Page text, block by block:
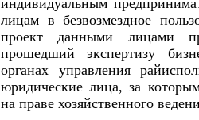
лицам в безвозмездное
проект данными лицами
прошедший экспертизу
органах управления
юридические лица, за
на праве хозяйственного